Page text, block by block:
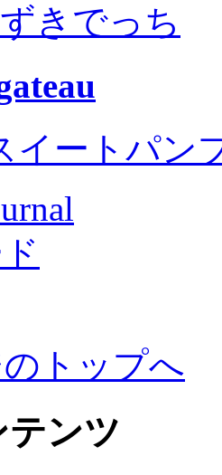
きでっち
イートパン
トップへ
ンツ